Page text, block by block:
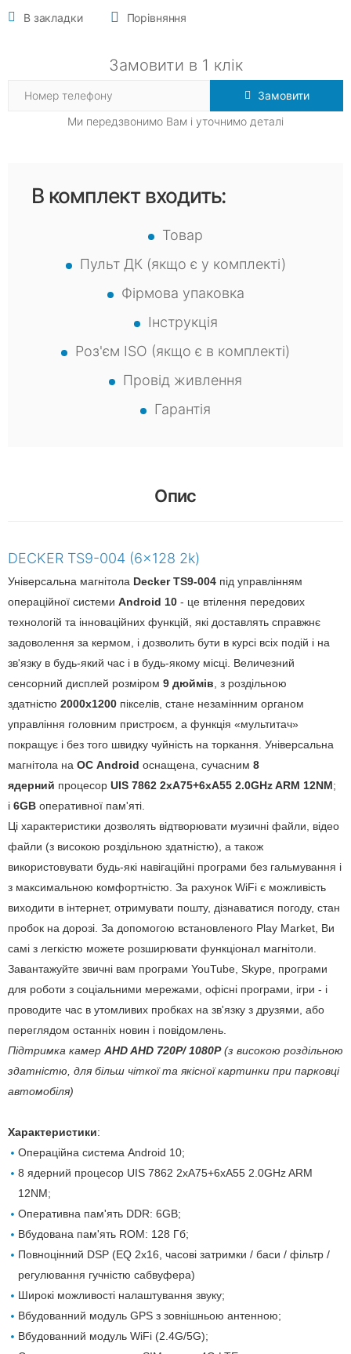
В закладки Порівняння
Замовити в 1 клік
Замовити
Ми передзвонимо Вам і уточнимо деталі
В комплект входить:
Товар
Пульт ДК (якщо є у комплекті)
Фірмова упаковка
Інструкція
Роз'єм ISO (якщо є в комплекті)
Провід живлення
Гарантія
Опис
DECKER TS9-004 (6x128 2k)
Універсальна магнітола Decker TS9-004 під управлінням
операційної системи Android 10 - це втілення передових
технологій та інноваційних функцій, які доставлять справжнє
задоволення за кермом, і дозволить бути в курсі всіх подій і на
зв'язку в будь-який час і в будь-якому місці. Величезний
сенсорний дисплей розміром 9 дюймів , з роздільною
здатністю 2000х1200 пікселів, стане незамінним органом
управління головним пристроєм, а функція «мультитач»
покращує і без того швидку чуйність на торкання. Універсальна
магнітола на ОС Android оснащена, сучасним 8
ядерний процесор UIS 7862 2xA75+6xA55 2.0GHz ARM 12NM;
і 6GB оперативної пам'яті.
Ці характеристики дозволять відтворювати музичні файли, відео
файли (з високою роздільною здатністю), а також
використовувати будь-які навігаційні програми без гальмування і
з максимальною комфортністю. За рахунок WiFi є можливість
виходити в інтернет, отримувати пошту, дізнаватися погоду, стан
пробок на дорозі. За допомогою встановленого Play Market, Ви
самі з легкістю можете розширювати функціонал магнітоли.
Завантажуйте звичні вам програми YouTube, Skype, програми
для роботи з соціальними мережами, офісні програми, ігри - і
проводите час в утомливих пробках на зв'язку з друзями, або
переглядом останніх новин і повідомлень.
Підтримка камер AHD AHD 720P/ 1080P(з високою роздільною
здатністю, для більш чіткої та якісної картинки при парковці
автомобіля)
Характеристики:
Операційна система Android 10;
8 ядерний процесор UIS 7862 2xA75+6xA55 2.0GHz ARM
12NM;
Оперативна пам'ять DDR: 6GB;
Вбудована пам'ять ROM: 128 Гб;
Повноцінний DSP (EQ 2х16, часові затримки / баси / фільтр /
регулювання гучністю сабвуфера)
Широкі можливості налаштування звуку;
Вбудованний модуль GPS з зовнішньою антенною;
Вбудованний модуль WiFi (2.4G/5G);